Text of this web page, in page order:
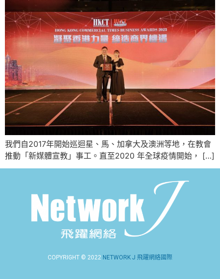
我們自2017年開始巡迴星、馬、加拿大及澳洲等地，在教會
推動「新媒體宣教」事工。直至2020 年全球疫情開始， […]
COPYRIGHT © 2022 NETWORK J 飛躍網絡國際